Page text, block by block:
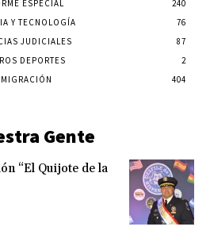
ESPECIAL
240
Y TECNOLOGÍA
76
JUDICIALES
87
DEPORTES
2
404
Gente
“El Quijote de la